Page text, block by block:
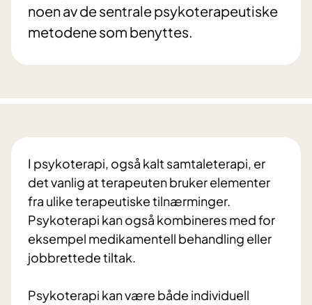
noen av de sentrale psykoterapeutiske
metodene som benyttes.
I psykoterapi, også kalt samtaleterapi, er
det vanlig at terapeuten bruker elementer
fra ulike terapeutiske tilnærminger.
Psykoterapi kan også kombineres med for
eksempel medikamentell behandling eller
jobbrettede tiltak.
Psykoterapi kan være både individuell